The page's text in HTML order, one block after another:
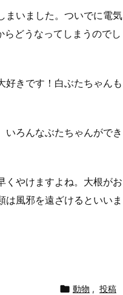
まいました。ついでに電気
らどうなってしまうのでし
好きです！白ぶたちゃんも
いろんなぶたちゃんができ
くやけますよね。大根がお
風邪を遠ざけるといいま
 動物 , 投稿